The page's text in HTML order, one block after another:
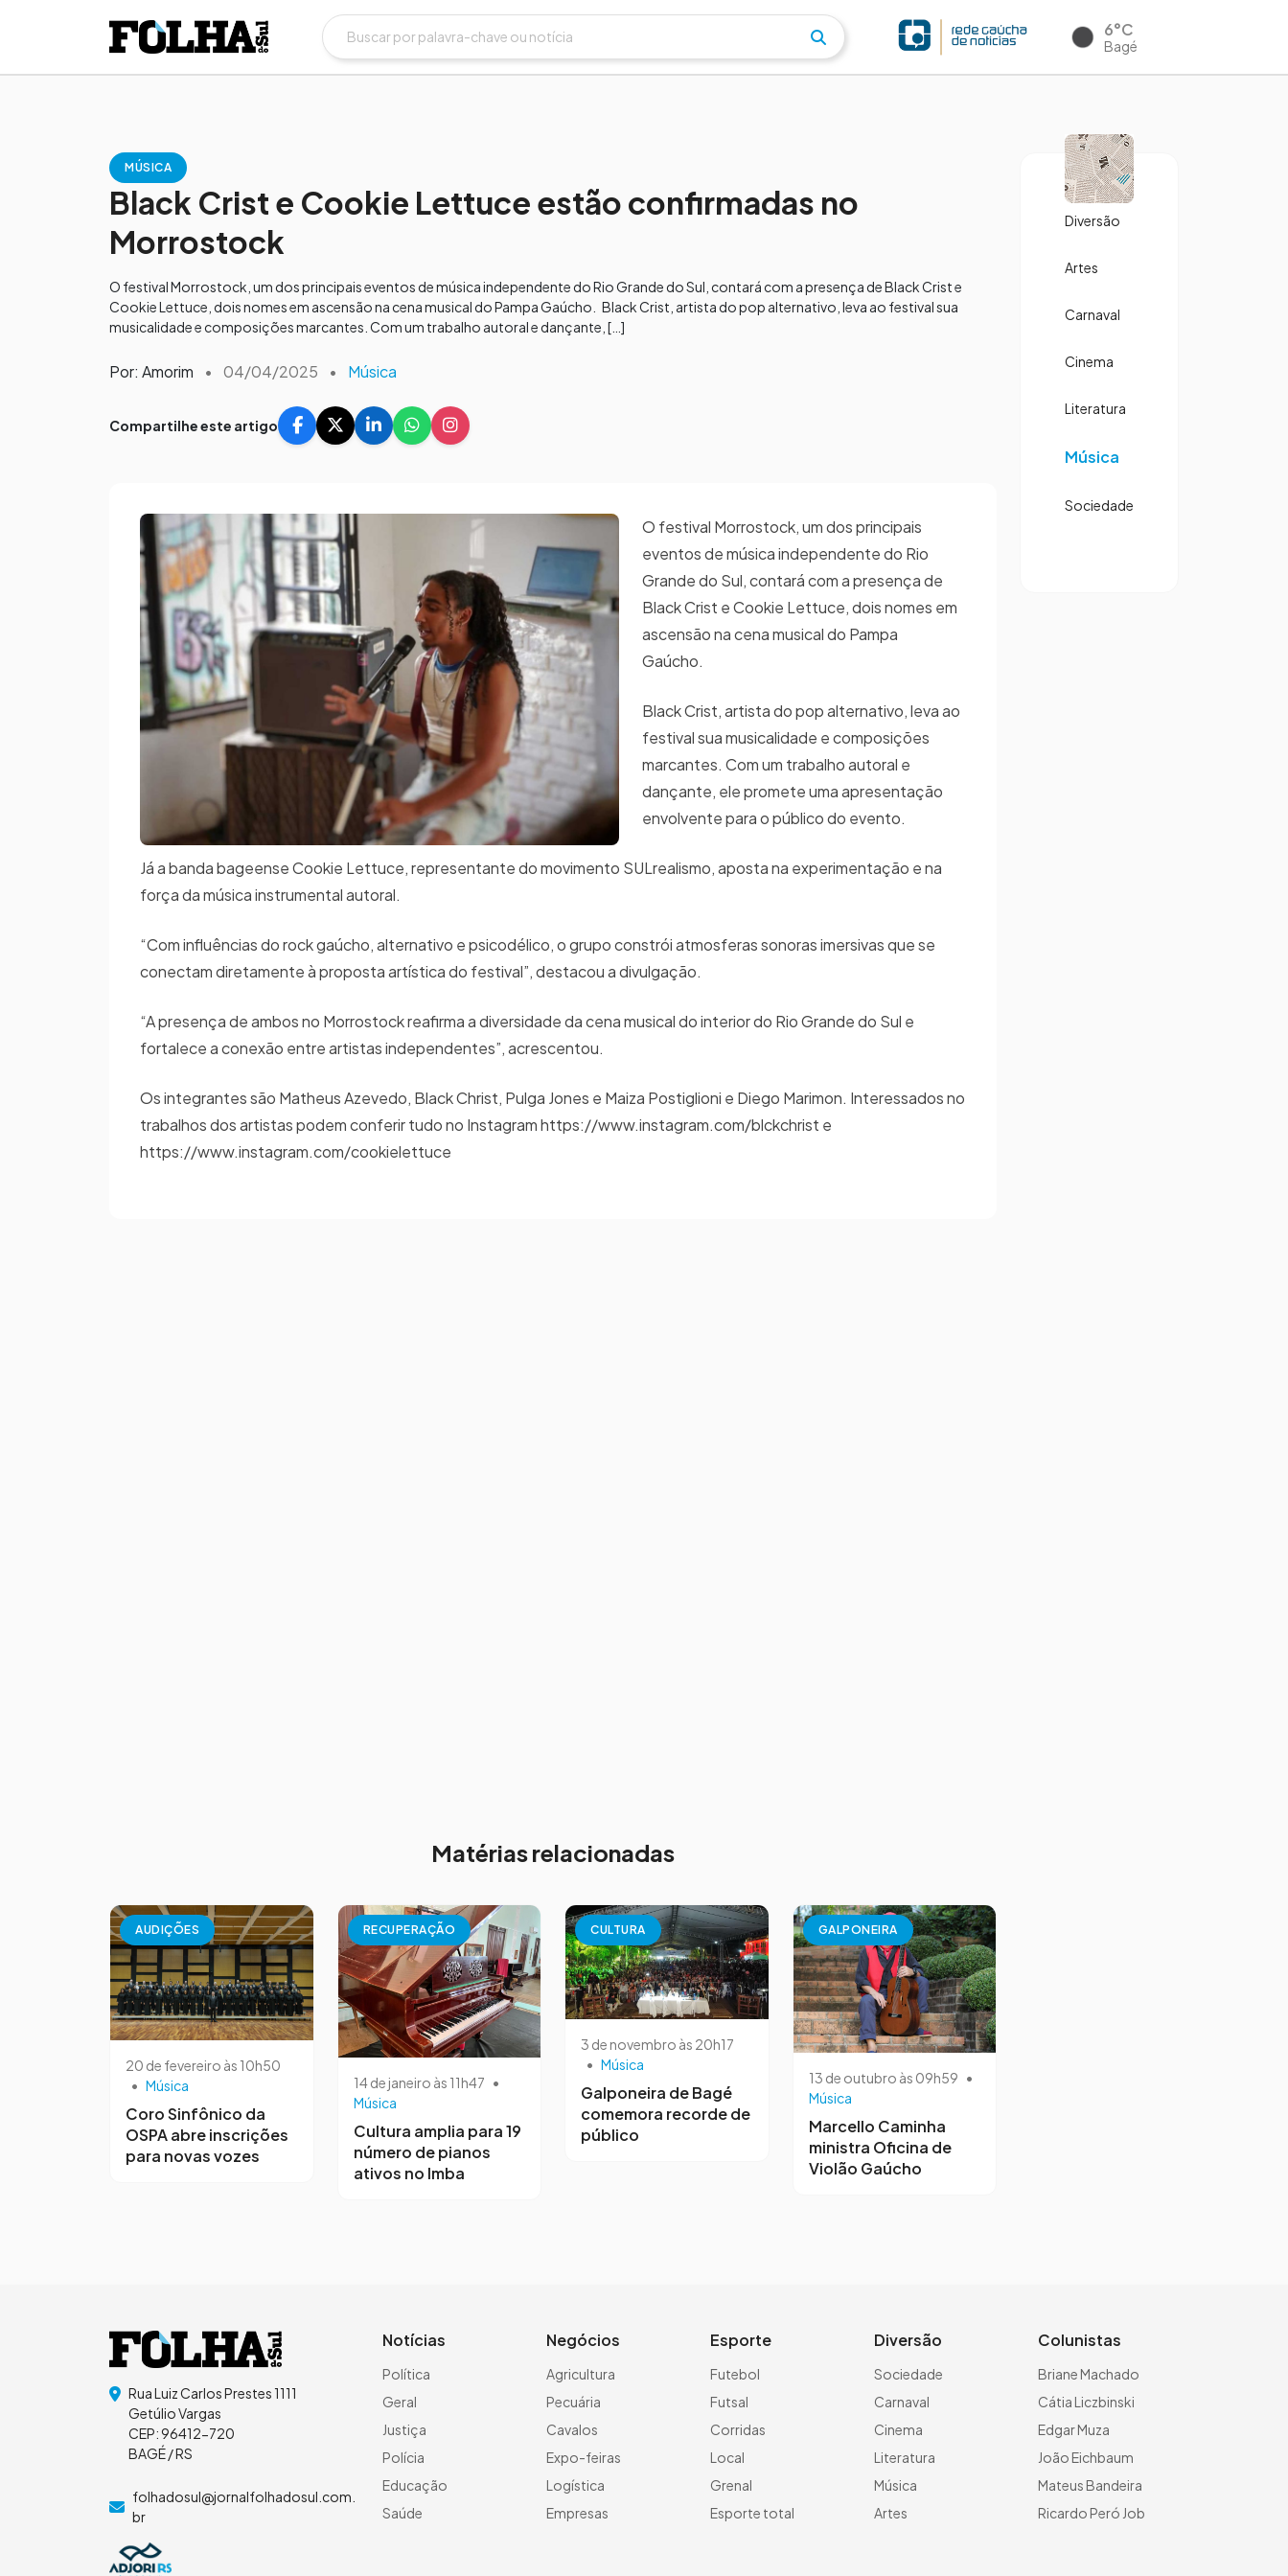
6°C
Bagé
MÚSICA
Black Crist e Cookie Lettuce estão confirmadas no
Morrostock
O festival Morrostock, um dos principais eventos de música independente do Rio Grande do Sul, contará com a presença de Black Crist e
Cookie Lettuce, dois nomes em ascensão na cena musical do Pampa Gaúcho. Black Crist, artista do pop alternativo, leva ao festival sua
musicalidade e composições marcantes. Com um trabalho autoral e dançante, […]
Por: Amorim • 04/04/2025 • Música
Compartilhe este artigo
O festival Morrostock, um dos principais
eventos de música independente do Rio
Grande do Sul, contará com a presença de
Black Crist e Cookie Lettuce, dois nomes em
ascensão na cena musical do Pampa
Gaúcho.
Black Crist, artista do pop alternativo, leva ao
festival sua musicalidade e composições
marcantes. Com um trabalho autoral e
dançante, ele promete uma apresentação
envolvente para o público do evento.
Já a banda bageense Cookie Lettuce, representante do movimento SULrealismo, aposta na experimentação e na
força da música instrumental autoral.
“Com influências do rock gaúcho, alternativo e psicodélico, o grupo constrói atmosferas sonoras imersivas que se
conectam diretamente à proposta artística do festival”, destacou a divulgação.
“A presença de ambos no Morrostock reafirma a diversidade da cena musical do interior do Rio Grande do Sul e
fortalece a conexão entre artistas independentes”, acrescentou.
Os integrantes são Matheus Azevedo, Black Christ, Pulga Jones e Maiza Postiglioni e Diego Marimon. Interessados no
trabalhos dos artistas podem conferir tudo no Instagram https://www.instagram.com/blckchrist e
https://www.instagram.com/cookielettuce
Matérias relacionadas
AUDIÇÕES
20 de fevereiro às 10h50
• Música
Coro Sinfônico da
OSPA abre inscrições
para novas vozes
RECUPERAÇÃO
14 de janeiro às 11h47 •
Música
Cultura amplia para 19
número de pianos
ativos no Imba
CULTURA
3 de novembro às 20h17
• Música
Galponeira de Bagé
comemora recorde de
público
GALPONEIRA
13 de outubro às 09h59 •
Música
Marcello Caminha
ministra Oficina de
Violão Gaúcho
Diversão
Artes
Carnaval
Cinema
Literatura
Música
Sociedade
Rua Luiz Carlos Prestes 1111
Getúlio Vargas
CEP: 96412-720
BAGÉ / RS
folhadosul@jornalfolhadosul.com.
br
Notícias
Política
Geral
Justiça
Polícia
Educação
Saúde
Negócios
Agricultura
Pecuária
Cavalos
Expo-feiras
Logística
Empresas
Esporte
Futebol
Futsal
Corridas
Local
Grenal
Esporte total
Diversão
Sociedade
Carnaval
Cinema
Literatura
Música
Artes
Colunistas
Briane Machado
Cátia Liczbinski
Edgar Muza
João Eichbaum
Mateus Bandeira
Ricardo Peró Job